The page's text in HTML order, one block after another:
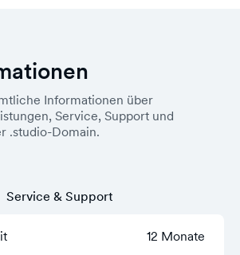
Informationen über
Service, Support und
.studio-Domain.
12 Monate
Service & Support